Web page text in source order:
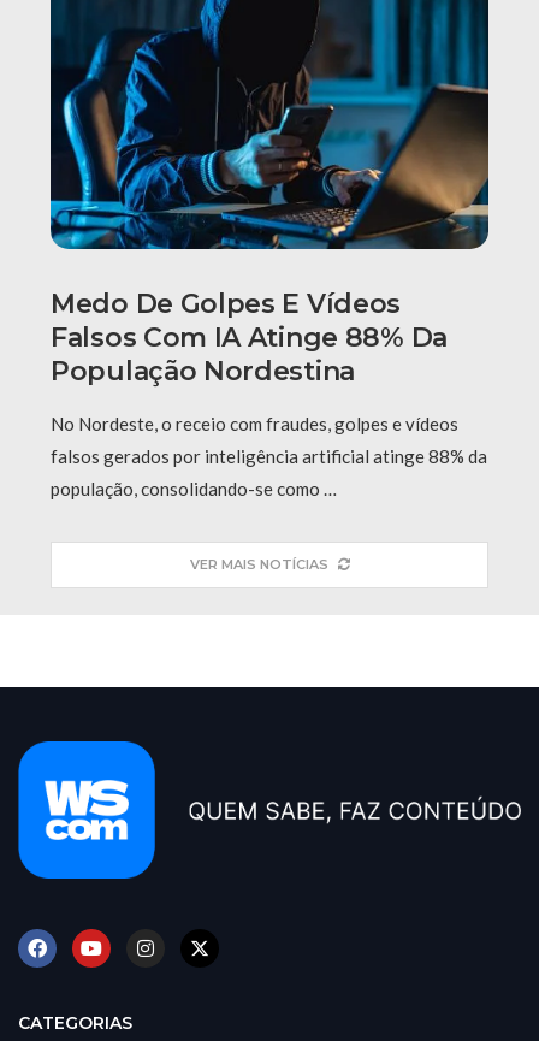
Medo De Golpes E Vídeos
Falsos Com IA Atinge 88% Da
População Nordestina
No Nordeste, o receio com fraudes, golpes e vídeos
falsos gerados por inteligência artificial atinge 88% da
população, consolidando-se como …
VER MAIS NOTÍCIAS
CATEGORIAS